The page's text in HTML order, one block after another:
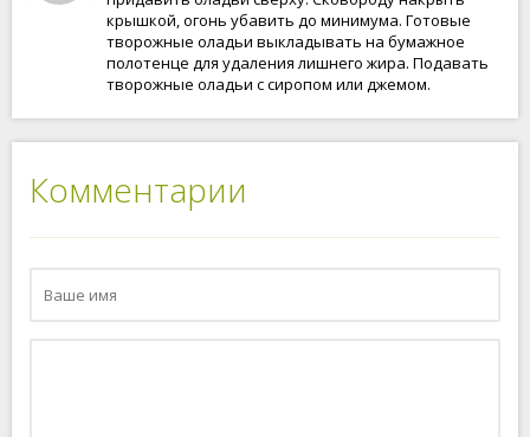
крышкой, огонь убавить до минимума. Готовые
творожные оладьи выкладывать на бумажное
полотенце для удаления лишнего жира. Подавать
творожные оладьи с сиропом или джемом.
Комментарии